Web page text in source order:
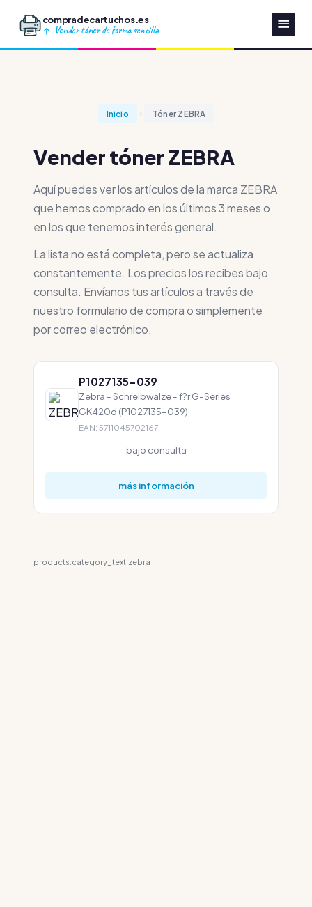
compradecartuchos.es
Vender tóner de forma sencilla
Inicio Tóner ZEBRA
Vender tóner ZEBRA
Aquí puedes ver los artículos de la marca ZEBRA
que hemos comprado en los últimos 3 meses o
en los que tenemos interés general.
La lista no está completa, pero se actualiza
constantemente. Los precios los recibes bajo
consulta. Envíanos tus artículos a través de
nuestro formulario de compra o simplemente
por correo electrónico.
P1027135-039
Zebra - Schreibwalze - f?r G-Series
GK420d (P1027135-039)
EAN: 5711045702167
bajo consulta
más información
products.category_text.zebra